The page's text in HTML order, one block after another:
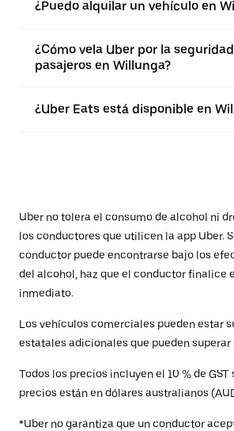
¿Puedo alquilar un vehículo en
¿Cómo vela Uber por la
pasajeros en Willunga?
¿Uber Eats está disponible en
Uber no tolera el consumo de alcohol ni
los conductores que utilicen la app Uber.
conductor puede encontrarse bajo los
del alcohol, haz que el conductor finalice
inmediato.
Los vehículos comerciales pueden estar
estatales adicionales que pueden superar
Todos los precios incluyen el 10 % de GST
precios están en dólares australianos
*Uber no garantiza que un conductor